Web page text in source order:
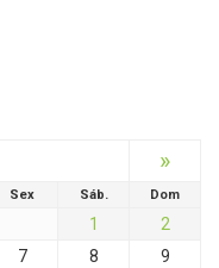
»
Sex Sáb. Dom
1
2
7 8
9